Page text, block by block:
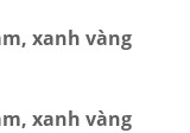
xanh vàng
xanh vàng